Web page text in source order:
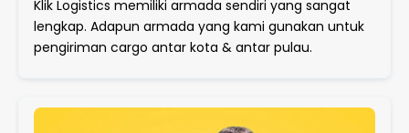
Klik Logistics memiliki armada sendiri yang sangat
lengkap. Adapun armada yang kami gunakan untuk
pengiriman cargo antar kota & antar pulau.